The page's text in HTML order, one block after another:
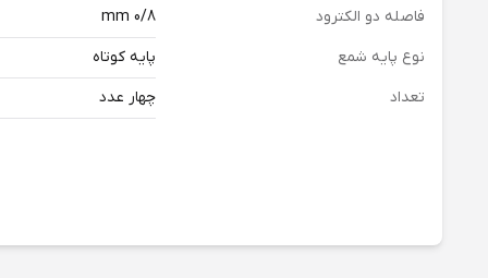
فاصله دو الکترود
0/8 mm
نوع پایه شمع
پایه کوتاه
تعداد
چهار عدد